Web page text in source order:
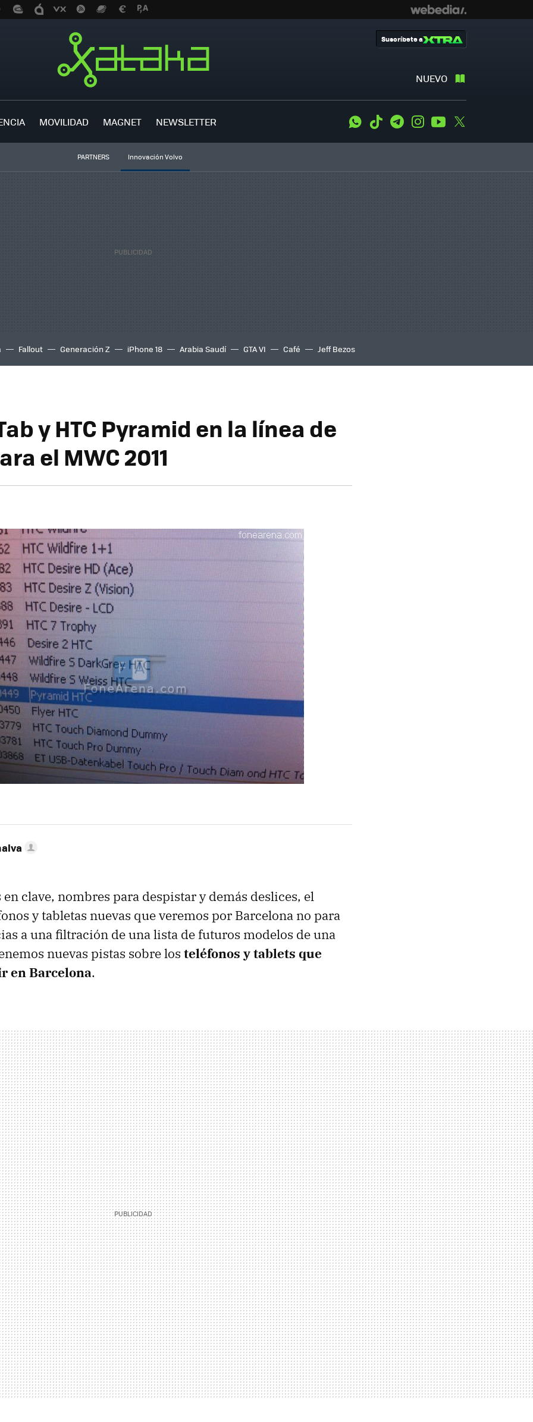
NUEVO
Suscríbete a
MOVILIDAD MAGNET NEWSLETTER WhatsApp
Tiktok TelegramInstagramYoutube
PARTNERS Innovación Volvo
Fallout Generación Z iPhone 18 Arabia Saudí GTA VI Café Jeff Bezos
y HTC Pyramid en la línea de
el MWC 2011
clave, nombres para despistar y demás deslices, el
y tabletas nuevas que veremos por Barcelona no para
a una filtración de una lista de futuros modelos de una
nuevas pistas sobre los teléfonos y tablets que
en Barcelona.